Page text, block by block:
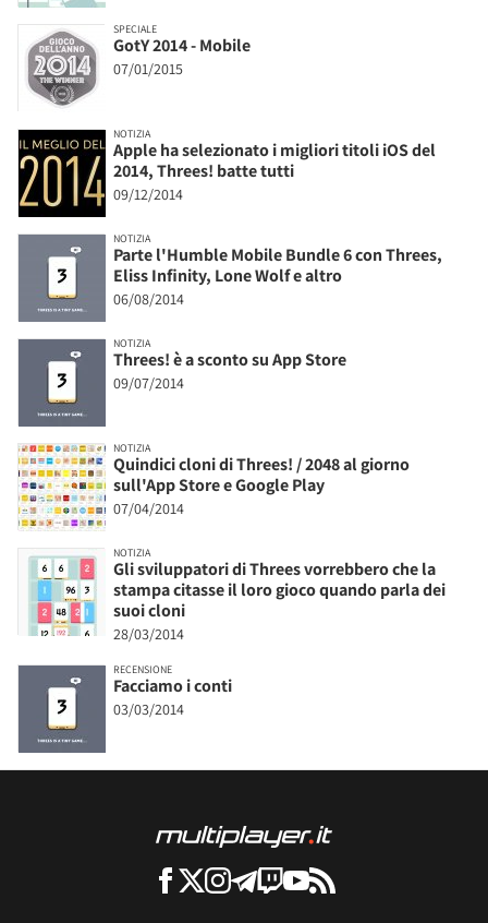
SPECIALE
GotY 2014 - Mobile
07/01/2015
NOTIZIA
Apple ha selezionato i migliori titoli iOS del
2014, Threes! batte tutti
09/12/2014
NOTIZIA
Parte l'Humble Mobile Bundle 6 con Threes,
Eliss Infinity, Lone Wolf e altro
06/08/2014
NOTIZIA
Threes! è a sconto su App Store
09/07/2014
NOTIZIA
Quindici cloni di Threes! / 2048 al giorno
sull'App Store e Google Play
07/04/2014
NOTIZIA
Gli sviluppatori di Threes vorrebbero che la
stampa citasse il loro gioco quando parla dei
suoi cloni
28/03/2014
RECENSIONE
Facciamo i conti
03/03/2014